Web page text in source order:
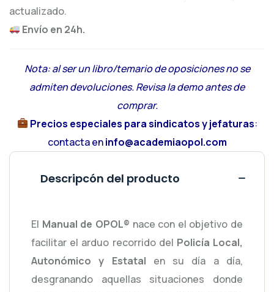
actualizado.
Envío en 24h.
Nota: al ser un libro/temario de oposiciones no se
admiten devoluciones. Revisa la demo antes de
comprar.
Precios especiales para sindicatos y jefaturas:
contacta eninfo@academiaopol.com
Descripcón del producto
El Manual de OPOL® nace con el objetivo de
facilitar el arduo recorrido del Policía Local,
Autonómico y Estatal en su día a día,
desgranando aquellas situaciones donde